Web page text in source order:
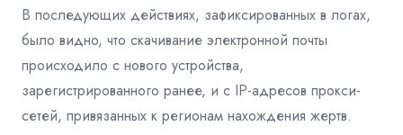
В последующих действиях, зафиксированных в логах,
было видно, что скачивание электронной почты
происходило с нового устройства,
зарегистрированного ранее, и с IP-адресов прокси-
сетей, привязанных к регионам нахождения жертв.